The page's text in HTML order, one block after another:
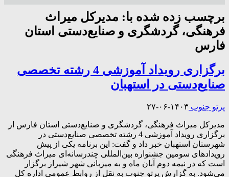
برچسب زده شده با: مدیرکل میراث
فرهنگی، گردشگری و صنایع‌دستی استان
فارس
برگزاری رویداد آموزشی 4 رشته تخصصی
صنایع‌دستی در استهبان
پرتو جنوب ۱۴۰۳-۰۶-۲۷
مدیرکل میراث فرهنگی، گردشگری و صنایع‌دستی استان فارس از
برگزاری رویداد آموزشی 4 رشته تخصصی صنایع‌دستی در
شهرستان استهبان خبر داد و گفت: این برنامه یکی از پیش
رویدادهای سومین جشنواره بین‌المللی چندرسانه‌ای میراث فرهنگی
است که در نیمه دوم آبان ماه و به میزبانی شهر شیراز برگزار
می‌شود. به گزارش پرتو جنوب به نقل از روابط عمومی اداره کل